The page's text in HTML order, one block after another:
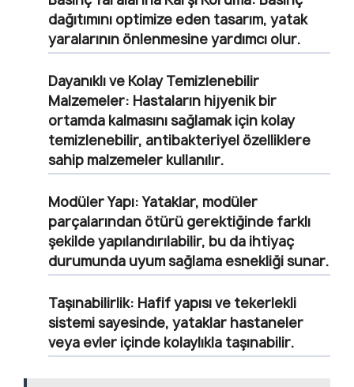
dağıtımını optimize eden tasarım, yatak
yaralarının önlenmesine yardımcı olur.
Dayanıklı ve Kolay Temizlenebilir
Malzemeler: Hastaların hijyenik bir
ortamda kalmasını sağlamak için kolay
temizlenebilir, antibakteriyel özelliklere
sahip malzemeler kullanılır.
Modüler Yapı:Yataklar, modüler
parçalarından ötürü gerektiğinde farklı
şekilde yapılandırılabilir, bu da ihtiyaç
durumunda uyum sağlama esnekliği sunar.
Taşınabilirlik: Hafif yapısı ve tekerlekli
sistemi sayesinde, yataklar hastaneler
veya evler içinde kolaylıkla taşınabilir.